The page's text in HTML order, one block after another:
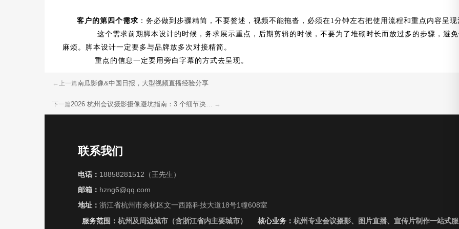
客户的第四个需求 ：务必做到步骤精简，不要赘述，视频不能拖沓，必须在1分钟左右把使用流程和重点内容呈现
这个需求前期脚本设计的时候，务求展示重点，后期剪辑的时候，不要为了堆砌时长而放过多的步骤，避免
麻烦。脚本设计一定要多与品牌放多次对接精简。
重点的信息一定要用旁白字幕的方式去呈现。
← 上一篇南瓜影像&中国日报，大型视频直播经验分享
下一篇 2026 杭州会议摄影摄像避坑指南：3 个细节决定活动成片质量 →
联系我们
电话： 18858281512 （王先生）
邮箱： hzng6@qq.com
地址： 浙江省杭州市余杭区文一西路科技大道18号1幢608室
服务范围：杭州及周边城市（含浙江省内主要城市） 核心业务：杭州专业会议摄影、图片直播、宣传片制作一站式服